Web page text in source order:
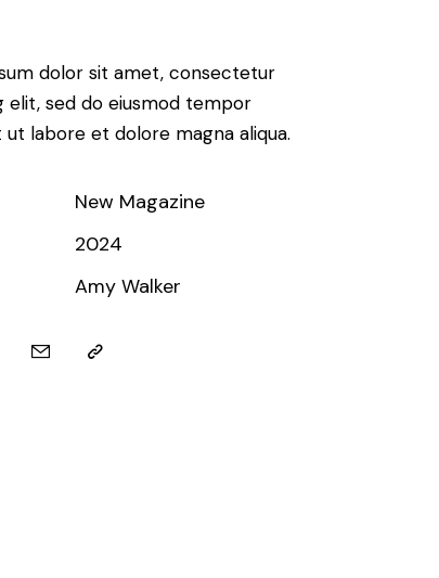
dolor sit amet, consectetur
elit, sed do eiusmod tempor
ut labore et dolore magna aliqua.
New Magazine
2024
Amy Walker